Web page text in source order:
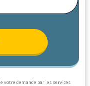
votre demande par les services